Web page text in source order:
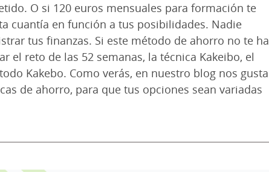
O si 120 euros mensuales para formación te
cuantía en función a tus posibilidades. Nadie
tus finanzas. Si este método de ahorro no te ha
el reto de las 52 semanas, la técnica Kakeibo, el
Kakebo. Como verás, en nuestro blog nos gusta
de ahorro, para que tus opciones sean variadas